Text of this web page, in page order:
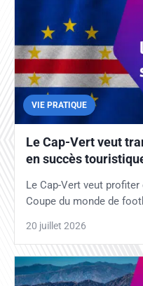
VIE PRATIQUE
Le Cap-Vert veut
en succès
Le Cap-Vert veut
Coupe du monde de
20 juillet 2026